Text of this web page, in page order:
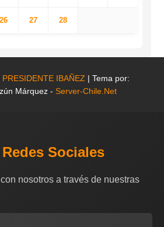
26 27 28
PRESIDENTE IBAÑEZ | Tema por:
Márquez - Server-Chile.Net
Sociales
nosotros a través de nuestras